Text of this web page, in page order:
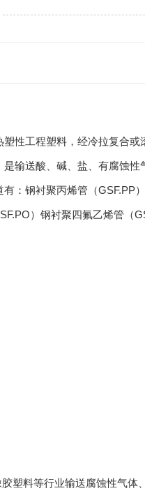
性工程塑料，经冷拉复合或
输送酸、碱、盐、有腐蚀性
：钢衬聚丙烯管（GSF.PP
）钢衬聚四氟乙烯管（
料等行业输送腐蚀性气体